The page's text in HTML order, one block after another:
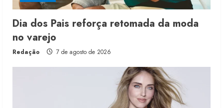
Dia dos Pais reforça retomada da moda
no varejo
Redação 7 de agosto de 2026